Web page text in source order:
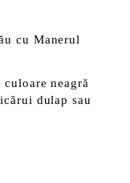
cu Manerul
neagră
dulap sau